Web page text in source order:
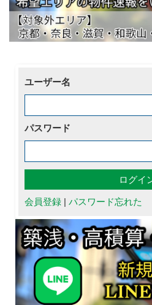
ユーザー名
パスワード
会員登録 | パスワード忘れた